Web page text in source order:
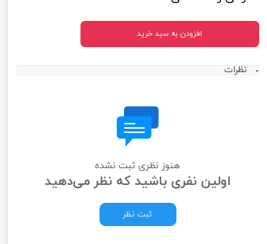
افزودن به سبد خرید
نظرات
هنوز نظری ثبت نشده
اولین نفری باشید که نظر می‌دهید
ثبت نظر